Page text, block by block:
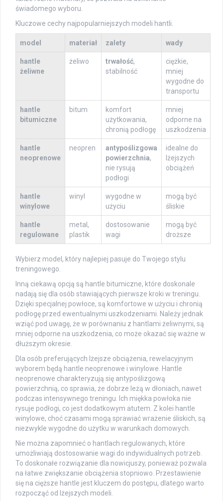
świadomego wyboru.
Kluczowe cechy najpopularniejszych modeli hantli.
model materiał zalety wady
hantle
żeliwne
żeliwo trwałość,
stabilność
ciężkie,
mniej
wygodne do
transportu
hantle
bitumiczne
bitum
komfort
użytkowania,
chronią podłogę
mniej
odporne na
uszkodzenia
hantle
neoprenowe
neopren
antypoślizgowa
powierzchnia,
nie rysują
podłogi
idealne do
lżejszych
obciążeń
hantle
winylowe
winyl
wygodne w
użyciu
mogą być
śliskie
hantle
regulowane
metal,
plastik
dostosowanie
wagi
mogą być
droższe
Wybierz model, który najlepiej pasuje do Twojego stylu
treningowego.
Inną ciekawą opcją są hantle bitumiczne, które doskonale
nadają się dla osób stawiających pierwsze kroki w treningu.
Dzięki specjalnej powłoce, są komfortowe w użyciu i chronią
podłogę przed ewentualnymi uszkodzeniami. Należy jednak
wziąć pod uwagę, że w porównaniu z hantlami żeliwnymi, są
mniej odporne na uszkodzenia, co może okazać się ważne w
dłuższym okresie.
Dla osób preferujących lżejsze obciążenia, rewelacyjnym
wyborem będą hantle neoprenowe i winylowe. Hantle
neoprenowe charakteryzują się antypoślizgową
powierzchnią, co sprawia, że dobrze leżą w dłoniach, nawet
podczas intensywnego treningu. Ich miękka powłoka nie
rysuje podłogi, co jest dodatkowym atutem. Z kolei hantle
winylowe, choć czasami mogą sprawiać wrażenie śliskich, są
niezwykle wygodne do użytku w warunkach domowych.
Nie można zapomnieć o hantlach regulowanych, które
umożliwiają dostosowanie wagi do indywidualnych potrzeb.
To doskonałe rozwiązanie dla nowicjuszy, ponieważ pozwala
na łatwe zwiększanie obciążenia stopniowo. Przestawienie
się na cięższe hantle jest kluczem do postępu, dlatego warto
rozpocząć od lżejszych modeli.